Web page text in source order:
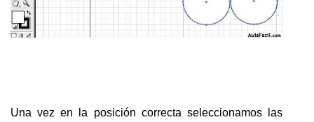
Una vez en la posición correcta seleccionamos las